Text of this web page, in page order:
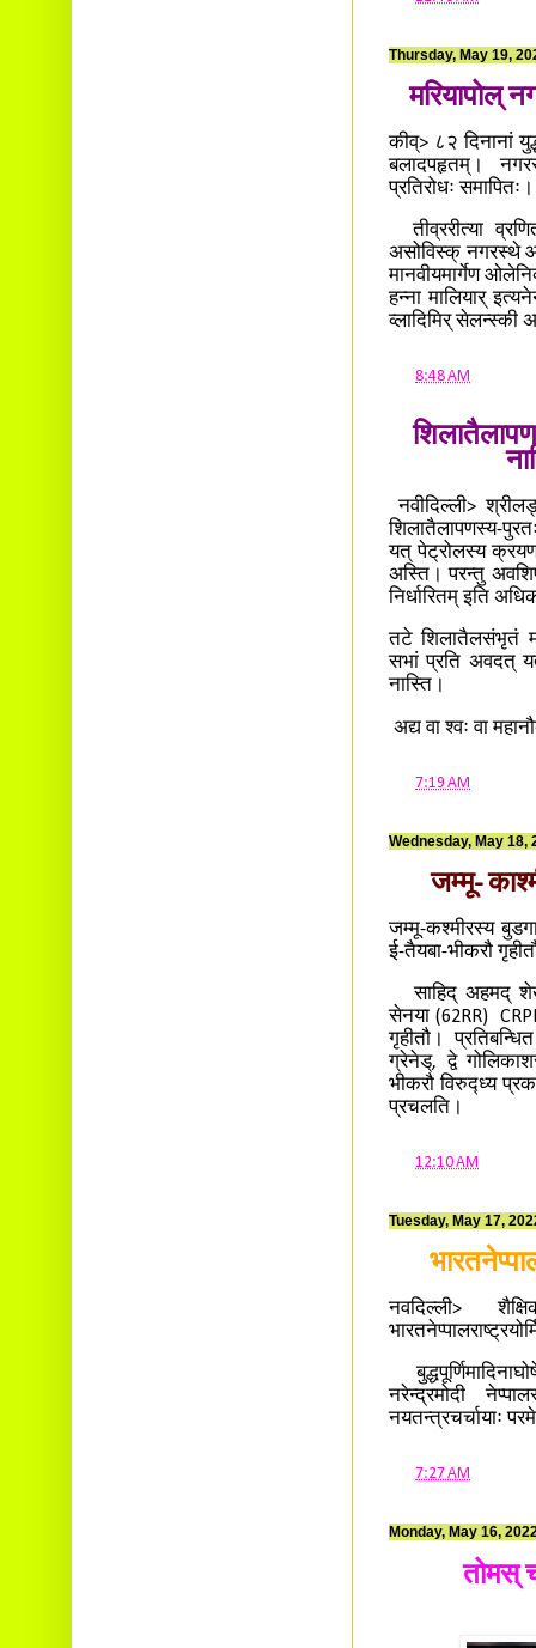
Thursday, May 19,
मरियापोल्
कीव्> ८२ दिनानां
बलादपहृतम्।
प्रतिरोधः
तीव्ररीत्या
असोविस्क् नगरस्थे
मानवीयमार्गेण
हन्ना मालियार्
व्लादिमिर् सेलन्स्की
8:48 AM
नवीदिल्ली>
शिलातैलापणस्य-
यत् पेट्रोलस्य
अस्ति। परन्तु
निर्धारितम् इति
तटे शिलातैलसंभृतं
सभां प्रति अवदत्
नास्ति।
अद्य वा श्वः वा
7:19 AM
Wednesday, May 18,
जम्मू-
जम्मू-कश्मीरस्य
ई-तैयबा-भीकरौ
साहिद् अहमद् शेख्
सेनया (62RR)
गृहीतौ।
ग्रेनेड्, द्वे
भीकरौ विरुद्ध्य
प्रचलति।
12:10 AM
Tuesday, May 17,
नवदिल्ली>
नरेन्द्रमोदी
नयतन्त्रचर्चायाः
7:27 AM
Monday, May 16,
तोमस्